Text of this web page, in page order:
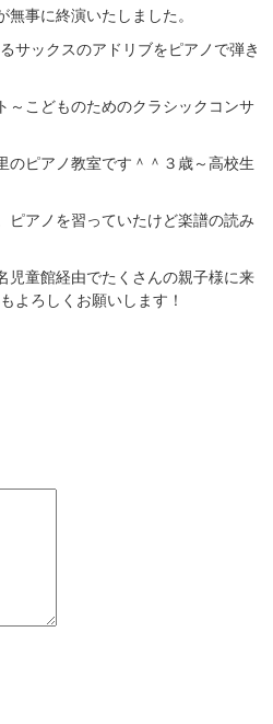
無事に終演いたしました。
サックスのアドリブをピアノで弾き
～こどものためのクラシックコンサ
のピアノ教室です＾＾３歳～高校生
ピアノを習っていたけど楽譜の読み
児童館経由でたくさんの親子様に来
よろしくお願いします！